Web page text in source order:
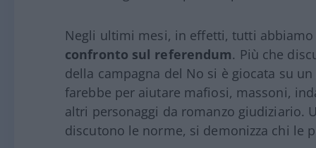
Negli ultimi mesi, in effetti, tutti
confronto sul referendum. Più che
della campagna del No si è giocata su
farebbe per aiutare mafiosi, massoni,
altri personaggi da romanzo giudiziario.
discutono le norme, si demonizza chi le